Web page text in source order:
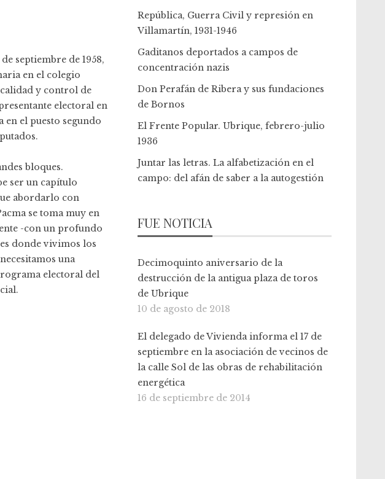
septiembre de 1958,
en el colegio
y control de
electoral en
en el puesto segundo
bloques.
ser un capítulo
abordarlo con
se toma muy en
-con un profundo
donde vivimos los
una
electoral del
República, Guerra Civil y represión en
Villamartín, 1931-1946
Gaditanos deportados a campos de
concentración nazis
Don Perafán de Ribera y sus fundaciones
de Bornos
El Frente Popular. Ubrique, febrero-julio
1936
Juntar las letras. La alfabetización en el
campo: del afán de saber a la autogestión
FUE NOTICIA
Decimoquinto aniversario de la
destrucción de la antigua plaza de toros
de Ubrique
10 de agosto de 2018
El delegado de Vivienda informa el 17 de
septiembre en la asociación de vecinos de
la calle Sol de las obras de rehabilitación
energética
16 de septiembre de 2014